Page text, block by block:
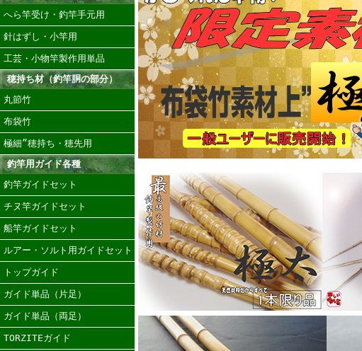
へら竿受け・釣竿手元用
針はずし・小竿用
工芸・小物竿製作用単品
穂持ち材（釣竿胴の部分）
丸節竹
布袋竹
極細”穂持ち・穂先用
釣竿用ガイド各種
釣竿ガイドセット
チヌ竿ガイドセット
船竿ガイドセット
ルアー・ソルト用ガイドセット
トップガイド
ガイド単品（片足）
ガイド単品（両足）
TORZITEガイド